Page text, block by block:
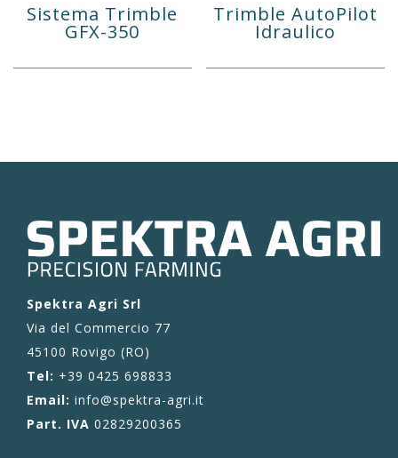
Sistema Trimble
GFX-350
Trimble AutoPilot
Idraulico
Spektra Agri Srl
Via del Commercio 77
45100 Rovigo (RO)
Tel: +39 0425 698833
Email: info@spektra-agri.it
Part. IVA 02829200365